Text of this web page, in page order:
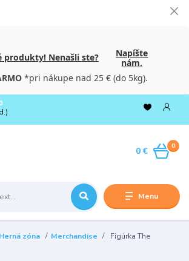
produkty! Nenašli ste?
Napíšte
nám.
*pri nákupe nad 25 € (do 5kg).
Menu
0
0 €
Herná zóna Merchandise
Figúrka The